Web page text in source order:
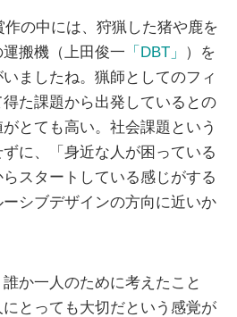
作の中には、狩猟した猪や鹿を
搬機（上田俊一 「DBT」 ）を
ましたね。猟師としてのフィ
た課題から出発しているとの
とても高い。社会課題という
に、「身近な人が困っている
スタートしている感じがする
シブデザインの方向に近いか
か一人のために考えたこと
とっても大切だという感覚が